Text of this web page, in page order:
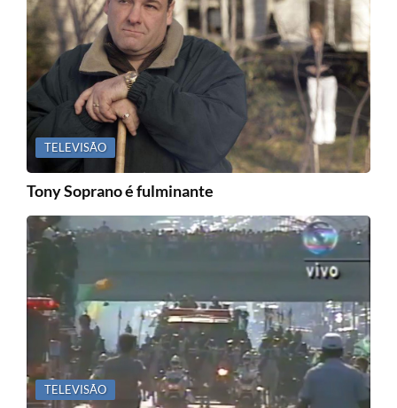
TELEVISÃO
Tony Soprano é fulminante
TELEVISÃO